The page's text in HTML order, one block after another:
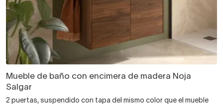
Mueble de baño con encimera de madera Noja
Salgar
2 puertas, suspendido con tapa del mismo color que el mueble